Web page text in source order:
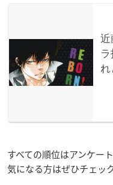
すべての順位はアンケー
気になる方はぜひチェッ